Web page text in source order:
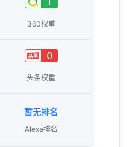
360权重
头条权重
暂无排名
Alexa排名